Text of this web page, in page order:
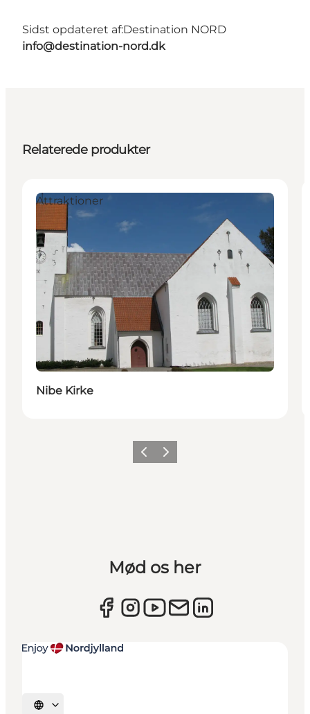
Sidst opdateret af:Destination NORD
info@destination-nord.dk
Relaterede produkter
Attraktioner
Nibe Kirke
ForrigeNæste
Mød os her
Vælg sprog